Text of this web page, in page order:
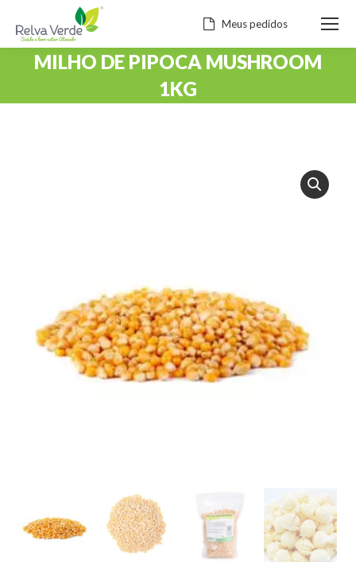
Meus pedidos
MILHO DE PIPOCA MUSHROOM
1KG